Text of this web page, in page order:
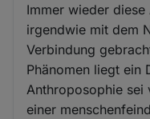
Immer wieder
irgendwie mit dem
Verbindung
Phänomen liegt ein
Anthroposophie sei
einer